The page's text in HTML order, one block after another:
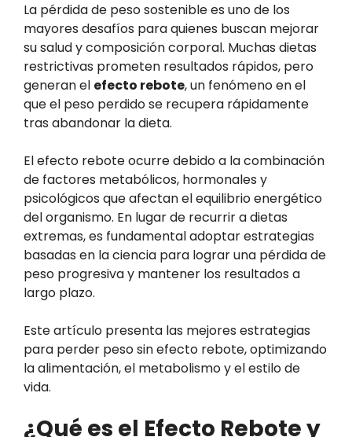
La pérdida de peso sostenible es uno de los
mayores desafíos para quienes buscan mejorar
su salud y composición corporal. Muchas dietas
restrictivas prometen resultados rápidos, pero
generan el efecto rebote, un fenómeno en el
que el peso perdido se recupera rápidamente
tras abandonar la dieta.
El efecto rebote ocurre debido a la combinación
de factores metabólicos, hormonales y
psicológicos que afectan el equilibrio energético
del organismo. En lugar de recurrir a dietas
extremas, es fundamental adoptar estrategias
basadas en la ciencia para lograr una pérdida de
peso progresiva y mantener los resultados a
largo plazo.
Este artículo presenta las mejores estrategias
para perder peso sin efecto rebote, optimizando
la alimentación, el metabolismo y el estilo de
vida.
¿Qué es el Efecto Rebote y